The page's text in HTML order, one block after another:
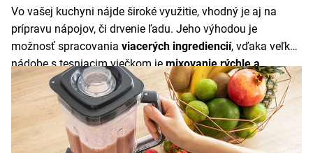
Vo vašej kuchyni nájde široké využitie, vhodný je aj na
prípravu nápojov, či drvenie ľadu. Jeho výhodou je
možnosť spracovania viacerých ingrediencií, vďaka veľkej
nádobe s tesniacim viečkom jemixovanie rýchle a
efektívne. Stolný mixér sa jednoducho ovláda a umožňuje
kontinuálnu prevádzku, vďaka ktorej nie je nutné počas
doby mixovania držať tlačidlo.